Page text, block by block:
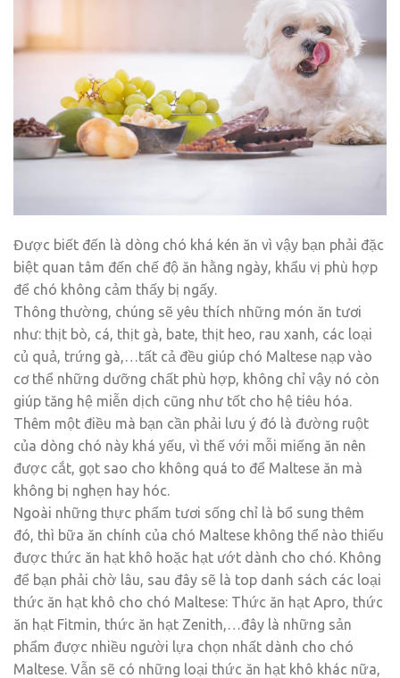
Được biết đến là dòng chó khá kén ăn vì vậy bạn phải đặc
biệt quan tâm đến chế độ ăn hằng ngày, khẩu vị phù hợp
để chó không cảm thấy bị ngấy.
Thông thường, chúng sẽ yêu thích những món ăn tươi
như: thịt bò, cá, thịt gà, bate, thịt heo, rau xanh, các loại
củ quả, trứng gà,…tất cả đều giúp chó Maltese nạp vào
cơ thể những dưỡng chất phù hợp, không chỉ vậy nó còn
giúp tăng hệ miễn dịch cũng như tốt cho hệ tiêu hóa.
Thêm một điều mà bạn cần phải lưu ý đó là đường ruột
của dòng chó này khá yếu, vì thế với mỗi miếng ăn nên
được cắt, gọt sao cho không quá to để Maltese ăn mà
không bị nghẹn hay hóc.
Ngoài những thực phẩm tươi sống chỉ là bổ sung thêm
đó, thì bữa ăn chính của chó Maltese không thể nào thiếu
được thức ăn hạt khô hoặc hạt ướt dành cho chó. Không
để bạn phải chờ lâu, sau đây sẽ là top danh sách các loại
thức ăn hạt khô cho chó Maltese: Thức ăn hạt Apro, thức
ăn hạt Fitmin, thức ăn hạt Zenith,…đây là những sản
phẩm được nhiều người lựa chọn nhất dành cho chó
Maltese. Vẫn sẽ có những loại thức ăn hạt khô khác nữa,